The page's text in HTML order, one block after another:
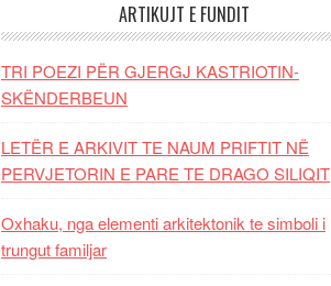
ARTIKUJT E FUNDIT
TRI POEZI PËR GJERGJ KASTRIOTIN-
SKËNDERBEUN
LETËR E ARKIVIT TE NAUM PRIFTIT NË
PERVJETORIN E PARE TE DRAGO SILIQIT
Oxhaku, nga elementi arkitektonik te simboli i
trungut familjar